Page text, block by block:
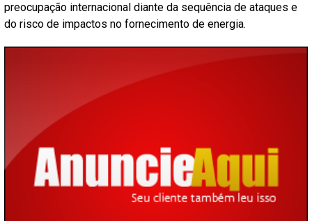
preocupação internacional diante da sequência de ataques e
do risco de impactos no fornecimento de energia.